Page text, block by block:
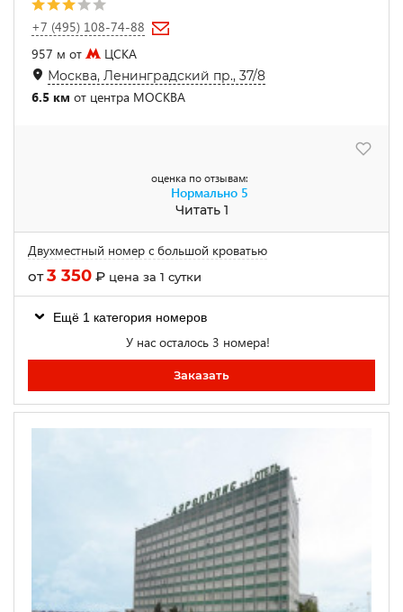
+7 (495) 108-74-88
957 м от
ЦСКА
Москва, Ленинградский пр., 37/8
6.5 км от центра МОСКВА
оценка по отзывам:
Нормально 5
Читать 1
Двухместный номер c большой кроватью
от3 350 ₽ цена за 1 сутки
Ещё 1 категория номеров
У нас осталось 3 номера!
Заказать